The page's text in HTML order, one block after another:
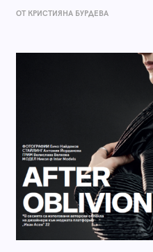
ОТ КРИСТИЯНА БУРДЕВА